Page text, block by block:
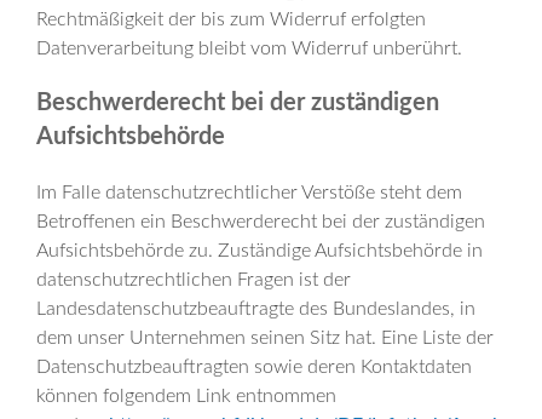
Rechtmäßigkeit der bis zum Widerruf erfolgten
Datenverarbeitung bleibt vom Widerruf unberührt.
Beschwerderecht bei der zuständigen
Aufsichtsbehörde
Im Falle datenschutzrechtlicher Verstöße steht dem
Betroffenen ein Beschwerderecht bei der zuständigen
Aufsichtsbehörde zu. Zuständige Aufsichtsbehörde in
datenschutzrechtlichen Fragen ist der
Landesdatenschutzbeauftragte des Bundeslandes, in
dem unser Unternehmen seinen Sitz hat. Eine Liste der
Datenschutzbeauftragten sowie deren Kontaktdaten
können folgendem Link entnommen